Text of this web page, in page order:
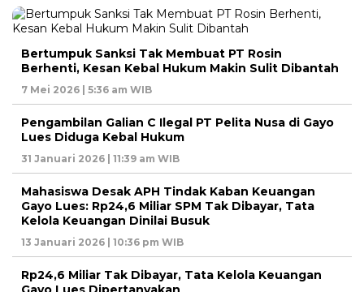
Bertumpuk Sanksi Tak Membuat PT Rosin
Berhenti, Kesan Kebal Hukum Makin Sulit Dibantah
7 Mei 2026 | 5:36 am WIB
Pengambilan Galian C Ilegal PT Pelita Nusa di Gayo
Lues Diduga Kebal Hukum
31 Januari 2026 | 11:39 am WIB
Mahasiswa Desak APH Tindak Kaban Keuangan
Gayo Lues: Rp24,6 Miliar SPM Tak Dibayar, Tata
Kelola Keuangan Dinilai Busuk
13 Januari 2026 | 10:36 pm WIB
Rp24,6 Miliar Tak Dibayar, Tata Kelola Keuangan